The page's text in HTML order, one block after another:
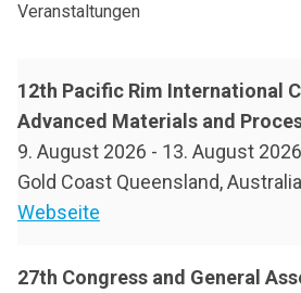
Veranstaltungen
12th Pacific Rim International
Advanced Materials and
9. August 2026 - 13. August 2026
Gold Coast Queensland, Australia
Webseite
27th Congress and General